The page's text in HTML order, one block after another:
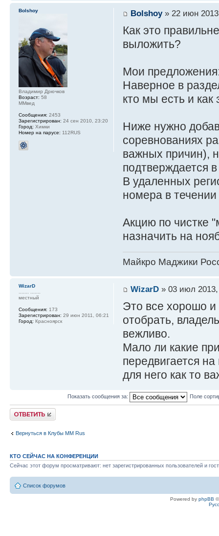
Bolshoy» 22 июн
Как это
выложить?
Мои
Наверное в
кто мы есть и как
Ниже нужно
соревнованиях
важных причин),
подтверждается
В удаленных
номера в течении
Акцию по чистке
назначить на
Майкро Маджики
Bolshoy
Владимир Дрючков
Возраст: 58
ММвед
Сообщения: 2453
Зарегистрирован: 24 сен 2010, 23:20
Город: Химки
Номер на парусе: 112RUS
WizarD» 03 июл 2013,
Это все хорошо и
отобрать,
вежливо.
Мало ли какие
передвигается
для него как то
WizarD
местный
Сообщения: 173
Зарегистрирован: 29 июн 2011, 06:21
Город: Красноярск
Показать сообщения за: Поле
Ответить
Вернуться в Клубы MM Rus
КТО СЕЙЧАС НА КОНФЕРЕНЦИИ
Сейчас этот форум просматривают: нет зарегистрированных пользователей и
Список форумов
Powered by phpBB